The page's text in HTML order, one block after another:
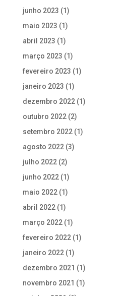
junho 2023 (1)
maio 2023 (1)
abril 2023 (1)
março 2023 (1)
fevereiro 2023 (1)
janeiro 2023 (1)
dezembro 2022(1)
outubro 2022(2)
setembro 2022(1)
agosto 2022(3)
julho 2022(2)
junho 2022(1)
maio 2022(1)
abril 2022(1)
março 2022(1)
fevereiro 2022(1)
janeiro 2022(1)
dezembro 2021 (1)
novembro 2021 (1)